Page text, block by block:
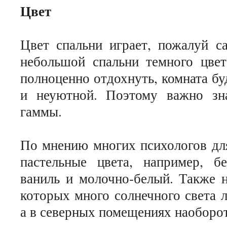
Цвет
Цвет спальни играет, пожалуй
небольшой спальни темного
полноценно отдохнуть, комната
и неуютной. Поэтому важно
гаммы.
По мнению многих психологов
пастельные цвета, например,
ваниль и молочно-белый. Также
которых много солнечного
а в северных помещениях